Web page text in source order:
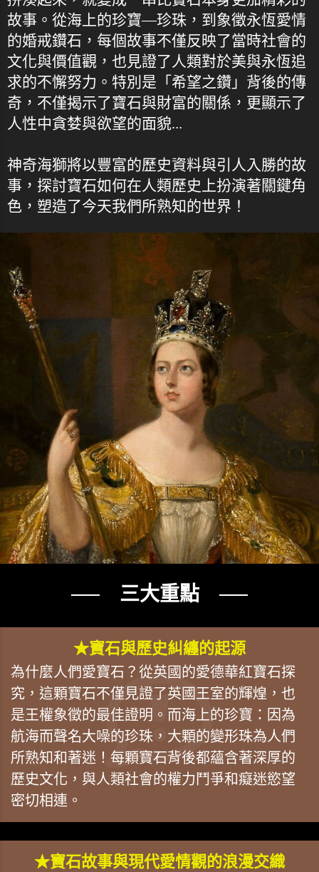
故事。從海上的珍寶—珍珠，到象徵永恆愛情
的婚戒鑽石，每個故事不僅反映了當時社會的
文化與價值觀，也見證了人類對於美與永恆追
求的不懈努力。特別是「希望之鑽」背後的傳
奇，不僅揭示了寶石與財富的關係，更顯示了
人性中貪婪與欲望的面貌...
神奇海獅將以豐富的歷史資料與引人入勝的故
事，探討寶石如何在人類歷史上扮演著關鍵角
色，塑造了今天我們所熟知的世界！
── 三大重點 ──
★寶石與歷史糾纏的起源
為什麼人們愛寶石？從英國的愛德華紅寶石探
究，這顆寶石不僅見證了英國王室的輝煌，也
是王權象徵的最佳證明。而海上的珍寶：因為
航海而聲名大噪的珍珠，大顆的變形珠為人們
所熟知和著迷！每顆寶石背後都蘊含著深厚的
歷史文化，與人類社會的權力鬥爭和癡迷慾望
密切相連。
★寶石故事與現代愛情觀的浪漫交織